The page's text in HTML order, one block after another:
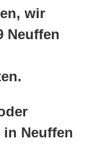
wir
Neuffen
Neuffen